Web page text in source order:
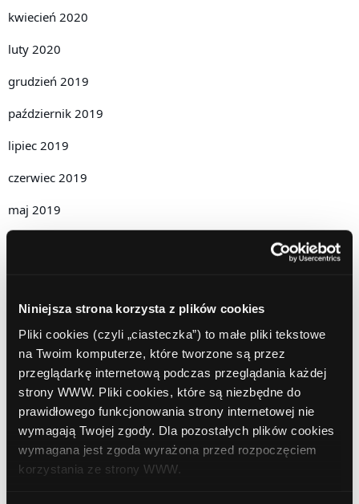
Niniejsza strona korzysta z plików cookies
Pliki cookies (czyli „ciasteczka”) to małe pliki tekstowe
na Twoim komputerze, które tworzone są przez
przeglądarkę internetową podczas przeglądania każdej
strony WWW. Pliki cookies, które są niezbędne do
prawidłowego funkcjonowania strony internetowej nie
wymagają Twojej zgody. Dla pozostałych plików cookies
wymagana jest zgoda wyrażona przed rozpoczęciem
korzystania ze strony WWW.
kwiecień 2020
luty 2020
grudzień 2019
październik 2019
lipiec 2019
czerwiec 2019
maj 2019
listopad 2018
październik 2018
wrzesień 2018
sierpień 2018
lipiec 2018
czerwiec 2018